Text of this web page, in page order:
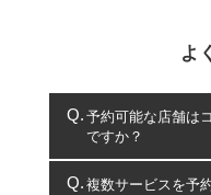
よ
予約可能な店舗は
ですか？
コクピット・タイ
複数サービスを予